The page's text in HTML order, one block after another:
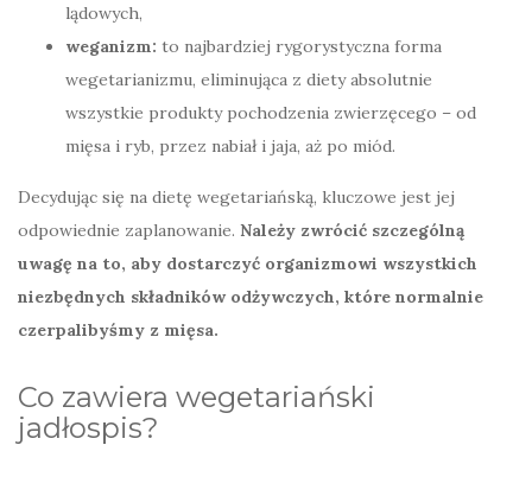
lądowych,
weganizm: to najbardziej rygorystyczna forma
wegetarianizmu, eliminująca z diety absolutnie
wszystkie produkty pochodzenia zwierzęcego – od
mięsa i ryb, przez nabiał i jaja, aż po miód.
Decydując się na dietę wegetariańską, kluczowe jest jej
odpowiednie zaplanowanie. Należy zwrócić szczególną
uwagę na to, aby dostarczyć organizmowi wszystkich
niezbędnych składników odżywczych, które normalnie
czerpalibyśmy z mięsa.
Co zawiera wegetariański
jadłospis?